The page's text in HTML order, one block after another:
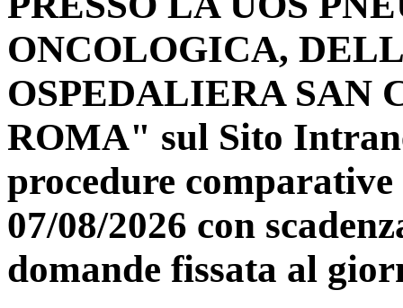
ONCOLOGICA,
OSPEDALIERA
ROMA" sul Sito
procedure
07/08/2026 con
domande fissata al